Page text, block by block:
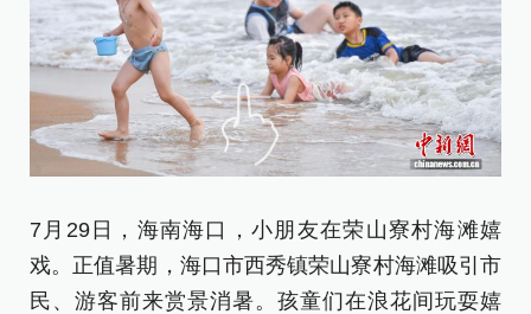
7月29日，海南海口，小朋友在荣山寮村海滩嬉
戏。正值暑期，海口市西秀镇荣山寮村海滩吸引市
民、游客前来赏景消暑。孩童们在浪花间玩耍嬉